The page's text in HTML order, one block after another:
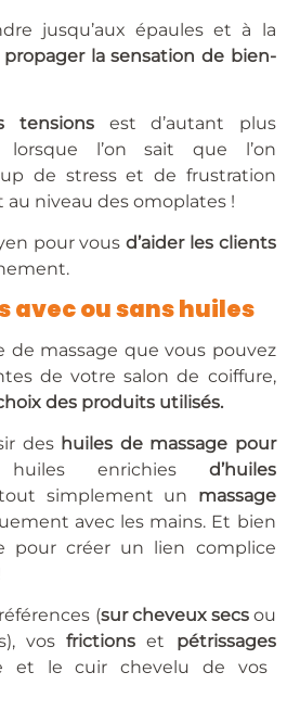
jusqu’aux épaules et à la
propager la sensation de bien-
tensions est d’autant plus
lorsque l’on sait que l’on
de stress et de frustration
au niveau des omoplates !
pour vousd’aider les clients
avec ou sans huiles
de massage que vous pouvez
de votre salon de coiffure,
des produits utilisés.
deshuiles de massage pour
enrichiesd’huiles
simplement un massage
avec les mains. Et bien
pour créer un lien complice
(sur cheveux secsou
vosfrictions et pétrissages
et le cuir chevelu de vos